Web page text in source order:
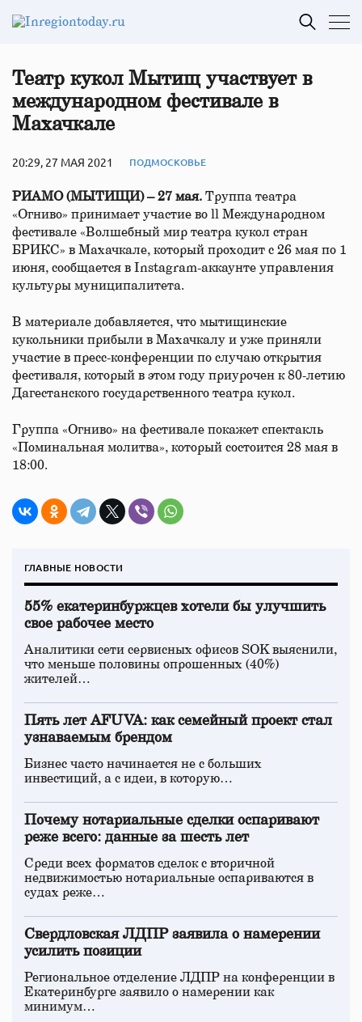
Театр кукол Мытищ участвует в
международном фестивале в
Махачкале
20:29, 27 МАЯ 2021 ПОДМОСКОВЬЕ
РИАМО (МЫТИЩИ) – 27 мая. Труппа театра
«Огниво» принимает участие во ll Международном
фестивале «Волшебный мир театра кукол стран
БРИКС» в Махачкале, который проходит с 26 мая по 1
июня, сообщается в Instagram-аккаунте управления
культуры муниципалитета.
В материале добавляется, что мытищинские
кукольники прибыли в Махачкалу и уже приняли
участие в пресс-конференции по случаю открытия
фестиваля, который в этом году приурочен к 80-летию
Дагестанского государственного театра кукол.
Группа «Огниво» на фестивале покажет спектакль
«Поминальная молитва», который состоится 28 мая в
18:00.
ГЛАВНЫЕ НОВОСТИ
55% екатеринбуржцев хотели бы улучшить
свое рабочее место
Аналитики сети сервисных офисов SOK выяснили,
что меньше половины опрошенных (40%)
жителей…
Пять лет AFUVA: как семейный проект стал
узнаваемым брендом
Бизнес часто начинается не с больших
инвестиций, а с идеи, в которую…
Почему нотариальные сделки оспаривают
реже всего: данные за шесть лет
Среди всех форматов сделок с вторичной
недвижимостью нотариальные оспариваются в
судах реже…
Свердловская ЛДПР заявила о намерении
усилить позиции
Региональное отделение ЛДПР на конференции в
Екатеринбурге заявило о намерении как
минимум…